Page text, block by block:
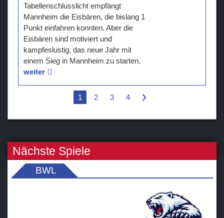
Tabellenschlusslicht empfängt
Mannheim die Eisbären, die bislang 1
Punkt einfahren konnten. Aber die
Eisbären sind motiviert und
kampfeslustig, das neue Jahr mit
einem Sieg in Mannheim zu starten.
weiter
1 2 3 4 >
Nächste Spiele
BWL